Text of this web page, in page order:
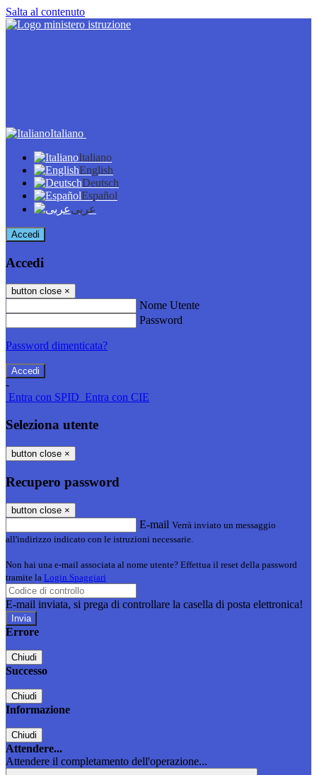
Salta al contenuto
Italiano
Italiano
English
Deutsch
Español
عربى
Accedi
Accedi
button close ×
Nome Utente
Password
Password dimenticata?
-
Entra con SPID Entra con CIE
Seleziona utente
button close ×
Recupero password
button close ×
E-mail Verrà inviato un messaggio
all'indirizzo indicato con le istruzioni necessarie.
Non hai una e-mail associata al nome utente? Effettua il reset della password
tramite la Login Spaggiari
E-mail inviata, si prega di controllare la casella di posta elettronica!
Errore
Chiudi
Successo
Chiudi
Informazione
Chiudi
Attendere...
Attendere il completamento dell'operazione...